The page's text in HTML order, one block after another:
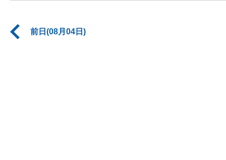
前日(08月04日)